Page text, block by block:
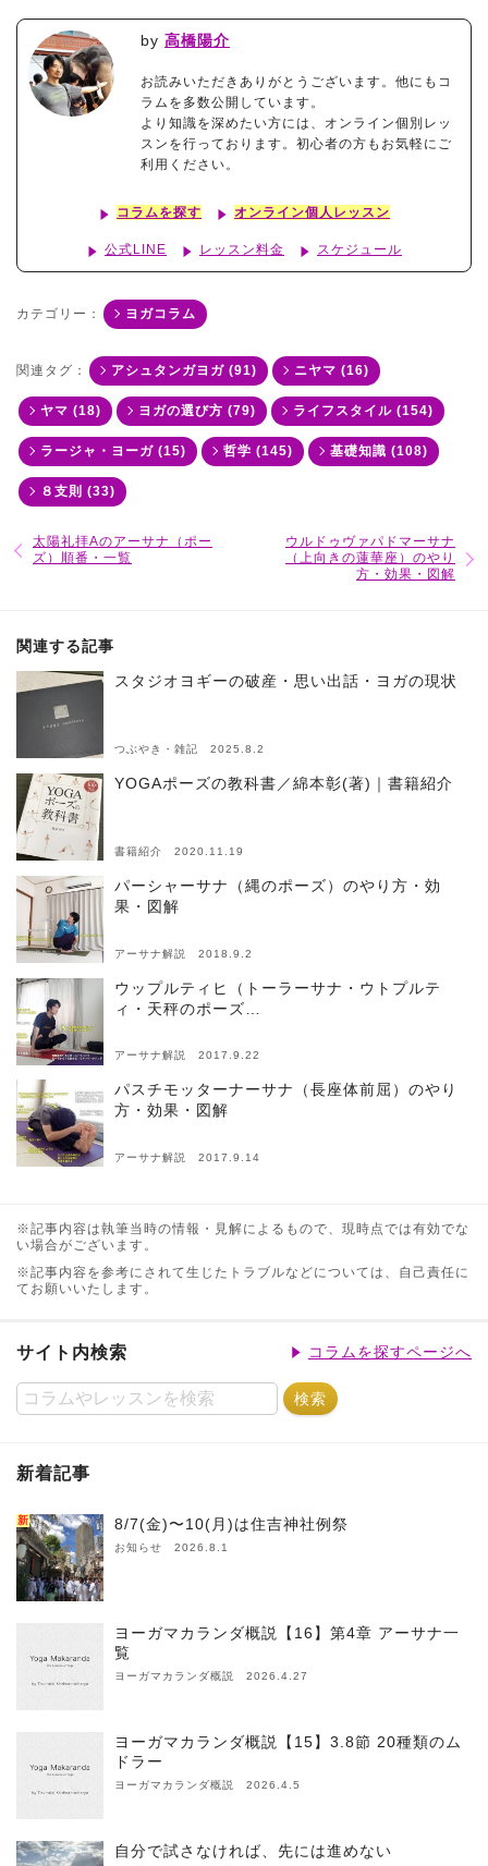
by 高橋陽介
お読みいただきありがとうございます。他にもコ
ラムを多数公開しています。
より知識を深めたい方には、オンライン個別レッ
スンを行っております。初心者の方もお気軽にご
利用ください。
コラムを探す オンライン個人レッスン
公式LINE レッスン料金 スケジュール
カテゴリー： ヨガコラム
関連タグ： アシュタンガヨガ (91) ニヤマ (16)
ヤマ (18) ヨガの選び方 (79) ライフスタイル (154)
ラージャ・ヨーガ (15) 哲学 (145) 基礎知識 (108)
８支則 (33)
太陽礼拝Aのアーサナ（ポー
ズ）順番・一覧
ウルドゥヴァパドマーサナ
（上向きの蓮華座）のやり
方・効果・図解
関連する記事
スタジオヨギーの破産・思い出話・ヨガの現状
つぶやき・雑記 2025.8.2
YOGAポーズの教科書／綿本彰(著)｜書籍紹介
書籍紹介 2020.11.19
パーシャーサナ（縄のポーズ）のやり方・効
果・図解
アーサナ解説 2018.9.2
ウップルティヒ（トーラーサナ・ウトプルテ
ィ・天秤のポーズ…
アーサナ解説 2017.9.22
パスチモッターナーサナ（長座体前屈）のやり
方・効果・図解
アーサナ解説 2017.9.14
※記事内容は執筆当時の情報・見解によるもので、現時点では有効でな
い場合がございます。
※記事内容を参考にされて生じたトラブルなどについては、自己責任に
てお願いいたします。
サイト内検索 コラムを探すページへ
新着記事
新 8/7(金)〜10(月)は住吉神社例祭
お知らせ 2026.8.1
ヨーガマカランダ概説【16】第4章 アーサナ一
覧
ヨーガマカランダ概説 2026.4.27
ヨーガマカランダ概説【15】3.8節 20種類のム
ドラー
ヨーガマカランダ概説 2026.4.5
自分で試さなければ、先には進めない